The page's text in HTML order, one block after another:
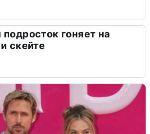
гоняет на
скейте